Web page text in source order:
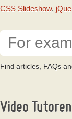
CSS Slideshow,
Video